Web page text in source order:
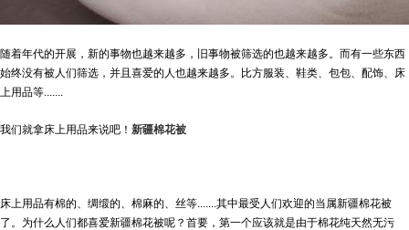
随着年代的开展，新的事物也越来越多，旧事物被筛选的也越来越多。而有一些东西
始终没有被人们筛选，并且喜爱的人也越来越多。比方服装、鞋类、包包、配饰、床
上用品等.......
我们就拿床上用品来说吧！ 新疆棉花被
床上用品有棉的、绸缎的、棉麻的、丝等.......其中最受人们欢迎的当属新疆棉花被
了。为什么人们都喜爱新疆棉花被呢？首要，第一个应该就是由于棉花纯天然无污